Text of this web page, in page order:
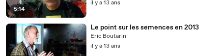
5:14
il y a 13 ans
Le point sur les semences en 2013
Eric Boutarin
il y a 13 ans